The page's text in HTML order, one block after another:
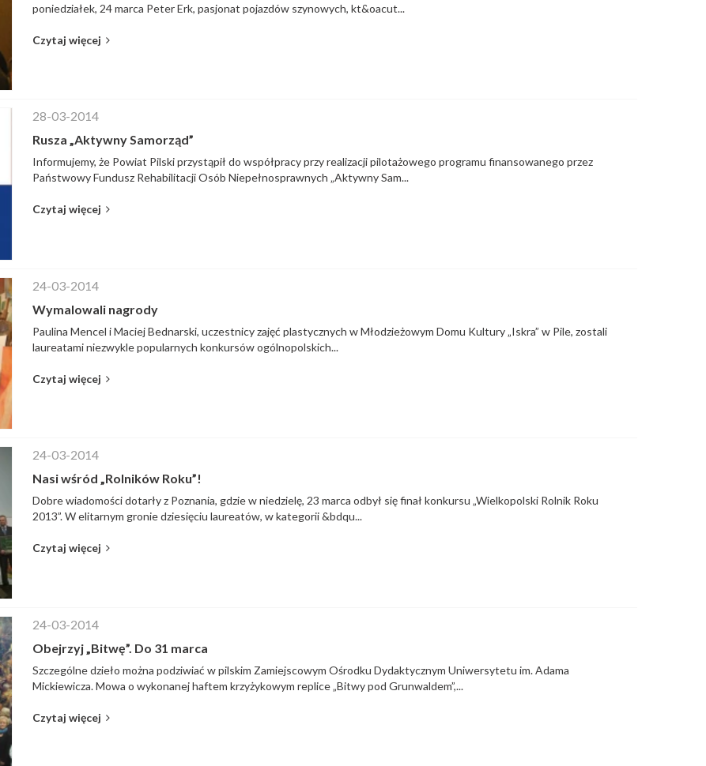
poniedziałek, 24 marca Peter Erk, pasjonat pojazdów szynowych, kt&oacut...
Czytaj więcej
28-03-2014
Rusza „Aktywny Samorząd”
Informujemy, że Powiat Pilski przystąpił do współpracy przy realizacji pilotażowego programu finansowanego przez
Państwowy Fundusz Rehabilitacji Osób Niepełnosprawnych „Aktywny Sam...
Czytaj więcej
24-03-2014
Wymalowali nagrody
Paulina Mencel i Maciej Bednarski, uczestnicy zajęć plastycznych w Młodzieżowym Domu Kultury „Iskra” w Pile, zostali
laureatami niezwykle popularnych konkursów ogólnopolskich...
Czytaj więcej
24-03-2014
Nasi wśród „Rolników Roku”!
Dobre wiadomości dotarły z Poznania, gdzie w niedzielę, 23 marca odbył się finał konkursu „Wielkopolski Rolnik Roku
2013”. W elitarnym gronie dziesięciu laureatów, w kategorii &bdqu...
Czytaj więcej
24-03-2014
Obejrzyj „Bitwę”. Do 31 marca
Szczególne dzieło można podziwiać w pilskim Zamiejscowym Ośrodku Dydaktycznym Uniwersytetu im. Adama
Mickiewicza. Mowa o wykonanej haftem krzyżykowym replice „Bitwy pod Grunwaldem”,...
Czytaj więcej